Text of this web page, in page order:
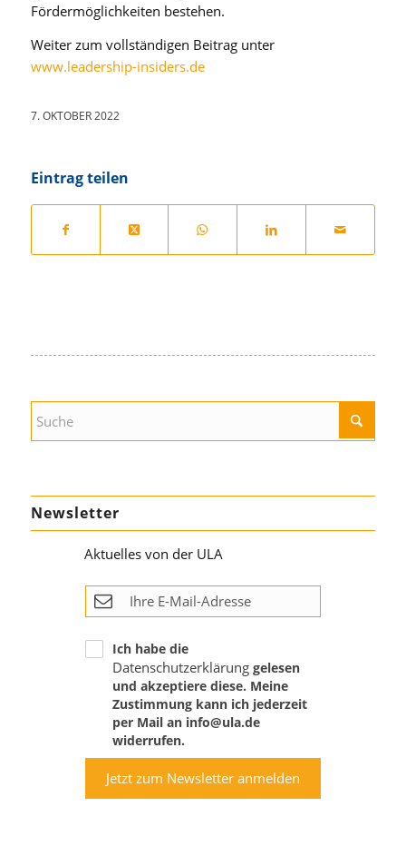
Fördermöglichkeiten bestehen.
Weiter zum vollständigen Beitrag unter
www.leadership-insiders.de
7. OKTOBER 2022
Eintrag teilen
Newsletter
Jetzt zum Newsletter anmelden
Aktuelles von der ULA
Ich habe die
Datenschutzerklärung gelesen
und akzeptiere diese. Meine
Zustimmung kann ich jederzeit
per Mail an info@ula.de
widerrufen.